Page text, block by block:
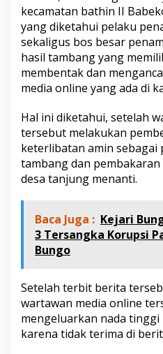
K
u
t
d
i
b
k
u
p
A
P
H
m
i
s
B
a
k
a
kecamatan bathin II
yang diketahui pelaku
sekaligus bos besar
hasil tambang yang
membentak dan
media online yang ada di
Hal ini diketahui, setelah
tersebut melakukan
keterlibatan amin sebagai
tambang dan pembakaran
desa tanjung menanti.
Baca Juga : Kejari
3 Tersangka Korupsi
Bungo
Setelah terbit berita
wartawan media online
mengeluarkan nada tinggi
karena tidak terima di